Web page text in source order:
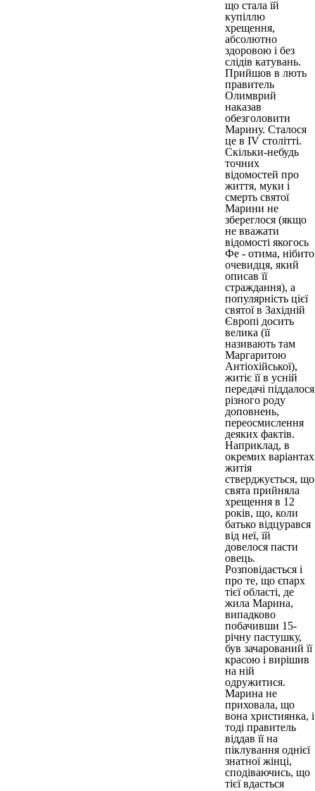
що стала їй
купіллю
хрещення,
абсолютно
здоровою і без
слідів катувань.
Прийшов в лють
правитель
Олимврий
наказав
обезголовити
Марину. Сталося
це в IV столітті.
Скільки-небудь
точних
відомостей про
життя, муки і
смерть святої
Марини не
збереглося (якщо
не вважати
відомості якогось
Фе - отима, нібито
очевидця, який
описав її
страждання), а
популярність цієї
святої в Західній
Європі досить
велика (її
називають там
Маргаритою
Антіохійської),
житіє її в усній
передачі піддалося
різного роду
доповнень,
переосмислення
деяких фактів.
Наприклад, в
окремих варіантах
житія
стверджується, що
свята прийняла
хрещення в 12
років, що, коли
батько відцурався
від неї, їй
довелося пасти
овець.
Розповідається і
про те, що єпарх
тієї області, де
жила Марина,
випадково
побачивши 15-
річну пастушку,
був зачарований її
красою і вирішив
на ній
одружитися.
Марина не
приховала, що
вона християнка, і
тоді правитель
віддав її на
піклування однієї
знатної жінці,
сподіваючись, що
тієї вдасться